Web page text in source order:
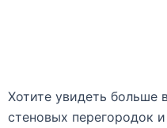
Хотите увидеть больше
стеновых перегородок